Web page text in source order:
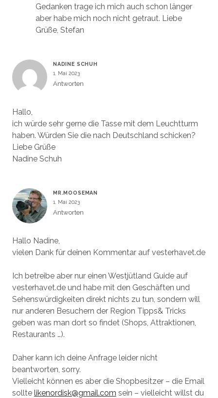
Gedanken trage ich mich auch schon länger
aber habe mich noch nicht getraut. Liebe
Grüße, Stefan
NADINE SCHUH
1. Mai 2023
Antworten
Hallo,
ich würde sehr gerne die Tasse mit dem Leuchtturm
haben. Würden Sie die nach Deutschland schicken?
Liebe Grüße
Nadine Schuh
MR.MOOSEMAN
1. Mai 2023
Antworten
Hallo Nadine,
vielen Dank für deinen Kommentar auf vesterhavet.de
Ich betreibe aber nur einen Westjütland Guide auf
vesterhavet.de und habe mit den Geschäften und
Sehenswürdigkeiten direkt nichts zu tun, sondern will
nur anderen Besuchern der Region Tipps& Tricks
geben was man dort so findet (Shops, Attraktionen,
Restaurants …).
Daher kann ich deine Anfrage leider nicht
beantworten, sorry.
Vielleicht können es aber die Shopbesitzer – die Email
sollte likenordisk@gmail.com sein – vielleicht willst du